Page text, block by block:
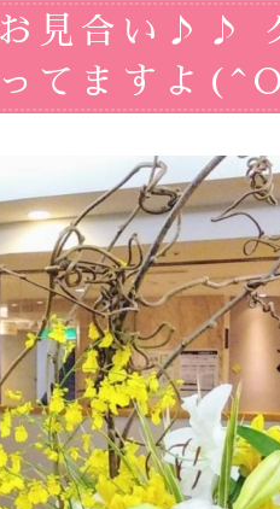
見合い♪♪
てますよ